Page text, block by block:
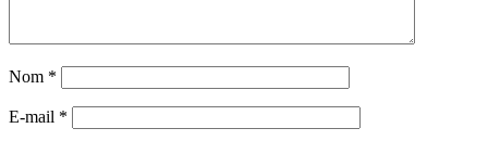
Nom *
E-mail *